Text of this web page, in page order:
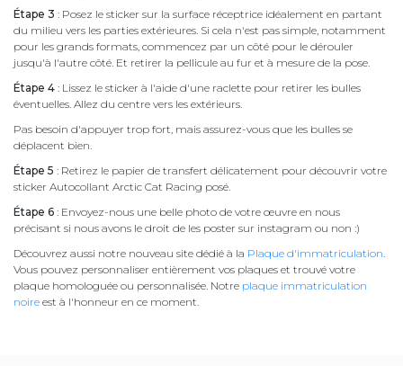
Étape 3 : Posez le sticker sur la surface réceptrice idéalement en partant
du milieu vers les parties extérieures. Si cela n'est pas simple, notamment
pour les grands formats, commencez par un côté pour le dérouler
jusqu'à l'autre côté. Et retirer la pellicule au fur et à mesure de la pose.
Étape 4 : Lissez le sticker à l'aide d'une raclette pour retirer les bulles
éventuelles. Allez du centre vers les extérieurs.
Pas besoin d'appuyer trop fort, mais assurez-vous que les bulles se
déplacent bien.
Étape 5 : Retirez le papier de transfert délicatement pour découvrir votre
sticker Autocollant Arctic Cat Racing posé.
Étape 6 : Envoyez-nous une belle photo de votre œuvre en nous
précisant si nous avons le droit de les poster sur instagram ou non :)
Découvrez aussi notre nouveau site dédié à la Plaque d'immatriculation.
Vous pouvez personnaliser entièrement vos plaques et trouvé votre
plaque homologuée ou personnalisée. Notre plaque immatriculation
noire est à l'honneur en ce moment.